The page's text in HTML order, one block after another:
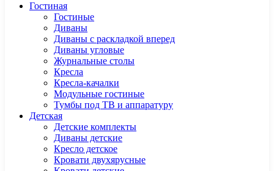
Гостиная
Гостиные
Диваны
Диваны с раскладкой вперед
Диваны угловые
Журнальные столы
Кресла
Кресла-качалки
Модульные гостиные
Тумбы под ТВ и аппаратуру
Детская
Детские комплекты
Диваны детские
Кресло детское
Кровати двухярусные